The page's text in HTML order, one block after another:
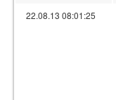
22.08.13 08:01:25